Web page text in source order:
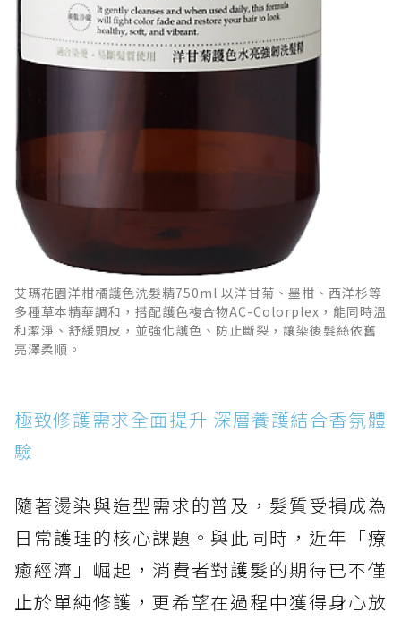
艾瑪花園洋柑橘護色洗髮精750ml 以洋甘菊、墨柑、西洋杉等
多種草本精華調和，搭配護色複合物AC-Colorplex，能同時溫
和潔淨、舒緩頭皮，並強化護色、防止斷裂，讓染後髮絲依舊
亮澤柔順。
極致修護需求全面提升 深層養護結合香氛體
驗
隨著燙染與造型需求的普及，髮質受損成為
日常護理的核心課題。與此同時，近年「療
癒經濟」崛起，消費者對護髮的期待已不僅
止於單純修護，更希望在過程中獲得身心放